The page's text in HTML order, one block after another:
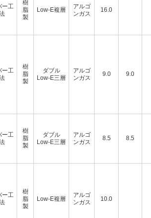
ー工
樹
脂
製
Low-E複層
アルゴ
ンガス
16.0
ー工
樹
脂
製
ダブル
Low-E三層
アルゴ
ンガス
9.0 9.0
ー工
樹
脂
製
ダブル
Low-E三層
アルゴ
ンガス
8.5 8.5
ー工
樹
脂
製
Low-E複層
アルゴ
ンガス
10.0